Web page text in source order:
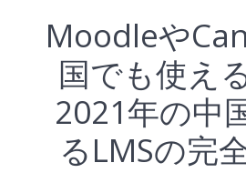
Moodleや
国でも使え
2021年の中
るLMSの完